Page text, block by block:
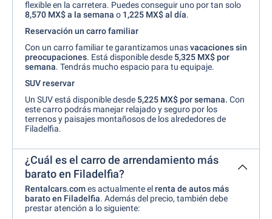
flexible en la carretera. Puedes conseguir uno por tan solo
8,570 MX$ a la semana o 1,225 MX$ al día.
Reservación un carro familiar
Con un carro familiar te garantizamos unasvacaciones sin
preocupaciones. Está disponible desde 5,325 MX$por
semana. Tendrás mucho espacio para tu equipaje.
SUV reservar
Un SUV está disponible desde 5,225 MX$por semana. Con
este carro podrás manejar relajado y seguro por los
terrenos y paisajes montañosos de los alrededores de
Filadelfia.
¿Cuál es el carro de arrendamiento más
barato en Filadelfia?
Rentalcars.comes actualmente elrenta de autos más
barato en Filadelfia. Además del precio, también debe
prestar atención a lo siguiente: